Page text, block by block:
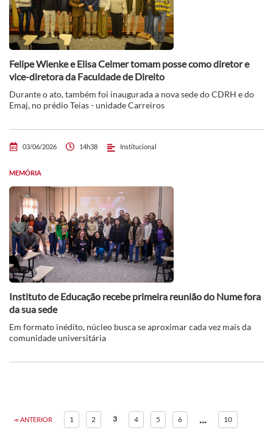
Felipe Wienke e Elisa Celmer tomam posse como diretor e
vice-diretora da Faculdade de Direito
Durante o ato, também foi inaugurada a nova sede do CDRH e do
Emaj, no prédio Teias - unidade Carreiros
03/06/2026 14h38 Institucional
MEMÓRIA
Instituto de Educação recebe primeira reunião do Nume fora
da sua sede
Em formato inédito, núcleo busca se aproximar cada vez mais da
comunidade universitária
ANTERIOR 1 2 3 4 5 6 ... 10